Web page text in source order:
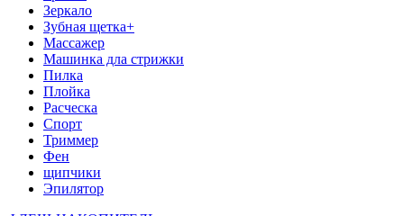
Зеркало
Зубная щетка+
Массажер
Машинка дла стрижки
Пилка
Плойка
Расческа
Спорт
Триммер
Фен
щипчики
Эпилятор